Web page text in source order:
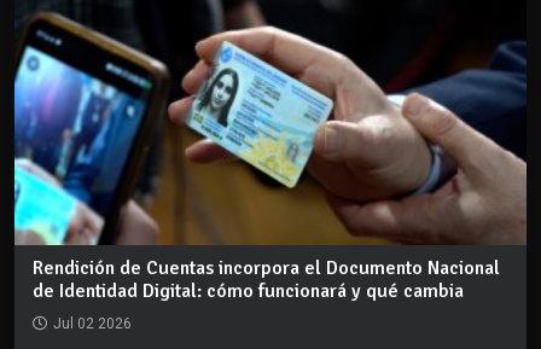
Rendición de Cuentas incorpora el Documento Nacional
de Identidad Digital: cómo funcionará y qué cambia
Jul 02 2026